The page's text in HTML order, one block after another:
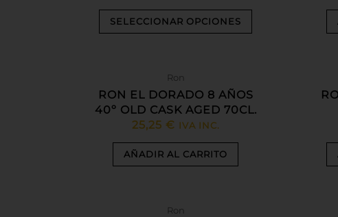
SELECCIONAR OPCIONES
opciones
se
en
la
página
de
producto
Ron
RON EL DORADO 8 AÑOS
40º OLD CASK AGED 70CL.
25,25 € IVA INC.
AÑADIR AL CARRITO
Ron